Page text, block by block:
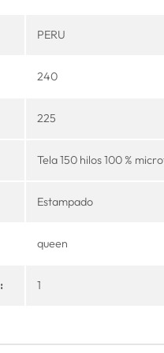
PERU
240
225
Tela 150 hilos 100 %
Estampado
queen
1